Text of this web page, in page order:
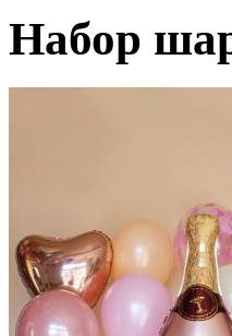
Набор